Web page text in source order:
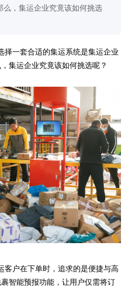
么，集运企业究竟该如何挑选
择一套合适的集运系统是集运企业
集运企业究竟该如何挑选呢？
客户在下单时，追求的是便捷与高
智能预报功能，让用户仅需将订